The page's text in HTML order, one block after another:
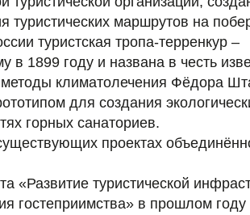
туристических маршрутов на
туристская тропа-терренкур –
1899 году и названа в честь
климатолечения Фёдора
для создания
горных санаториев.
проектах
«Развитие туристической
гостеприимства» в прошлом